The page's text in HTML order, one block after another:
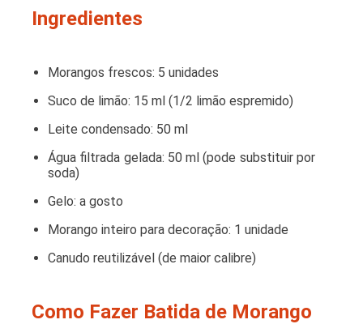
Ingredientes
Morangos frescos: 5 unidades
Suco de limão: 15 ml (1/2 limão espremido)
Leite condensado: 50 ml
Água filtrada gelada: 50 ml (pode substituir por
soda)
Gelo: a gosto
Morango inteiro para decoração: 1 unidade
Canudo reutilizável (de maior calibre)
Como Fazer Batida de Morango